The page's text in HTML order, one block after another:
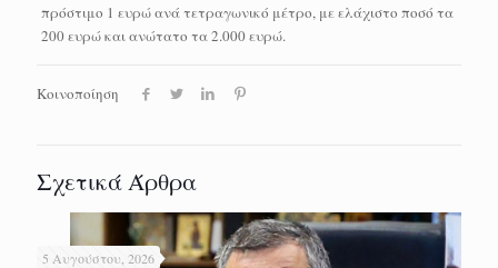
πρόστιμο 1 ευρώ ανά τετραγωνικό μέτρο, με ελάχιστο ποσό τα
200 ευρώ και ανώτατο τα 2.000 ευρώ.
Κοινοποίηση
Σχετικά Άρθρα
5 Αυγούστου, 2026